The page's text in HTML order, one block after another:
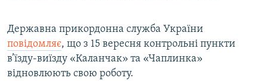
Усі сайти RFE/RL
Державна прикордонна служба України
повідомляє, що з 15 вересня контрольні пункти
в’їзду-виїзду «Каланчак» та «Чаплинка»
відновлюють свою роботу.